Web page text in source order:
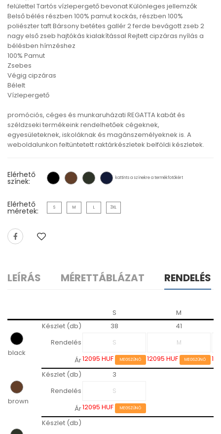
felülettel Tartós vízlepergető bevonat Különleges jellemzők
Belső bélés részben 100% pamut kockás, részben 100%
poliészter taft Bársony betétes gallér 2 ferde bevágott zseb 2
nagy első zseb hajtókás kialakítással Rejtett cipzáras nyílás a
bélésben hímzéshez
100% Pamut
Zsebes
Végig cipzáras
Bélelt
Vízlepergető
promóciós, céges és munkaruházati REGATTA kabát és
széldzseki termékeink rendelhetőek cégeknek,
egyesületeknek, iskoláknak és magánszemélyeknek is. A
weboldalunkon feltüntetett raktárkészletek belföldi készletek.
Elérhető
színek: kattints a színekre a termékfotókért
Elérhető
méretek: S M L 3XL
LEÍRÁS MÉRETTÁBLÁZAT RENDELÉS
S M
black
Készlet (db) 38
41
Rendelés
Ár12095 HUF MEGSZŰNŐ 12095 HUF MEGSZŰNŐ
brown
Készlet (db)
3
Rendelés
Ár12095 HUF MEGSZŰNŐ
Készlet (db)